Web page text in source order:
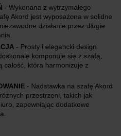
- Wykonana z wytrzymałego
Akord jest wyposażona w solidne
działanie przez długie
- Prosty i elegancki design
komponuje się z szafą,
która harmonizuje z
- Nadstawka na szafę Akord
przestrzeni, takich jak
zapewniając dodatkowe